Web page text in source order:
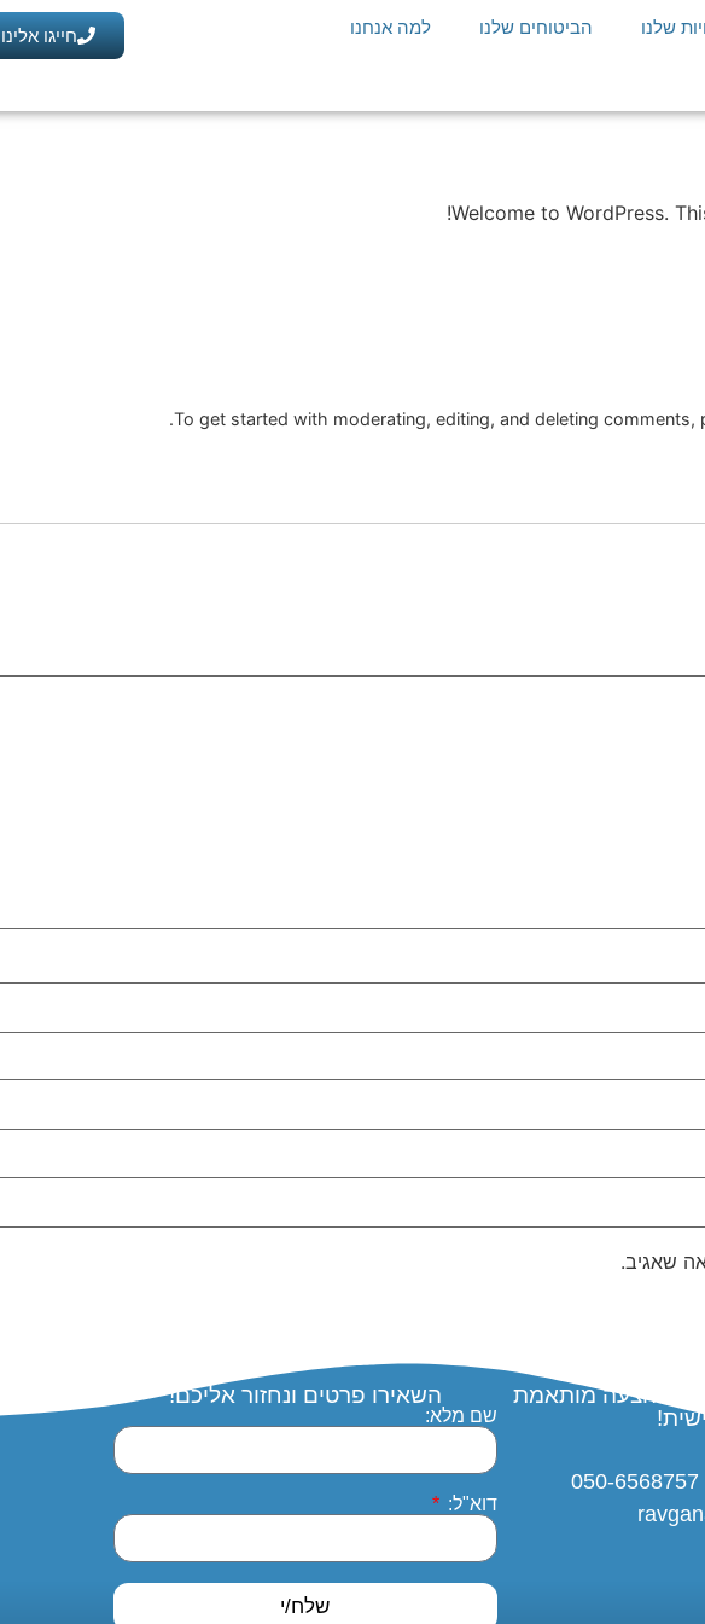
שלנו הביטוחים שלנו למה אנחנו חייגו אלינו
Welcome to WordPress.
To get started with moderating, editing, and deleting comments,
שאגיב.
הצעה מותאמת
השאירו פרטים ונחזור אליכם!
שם מלא:
דוא"ל:
שלח/י